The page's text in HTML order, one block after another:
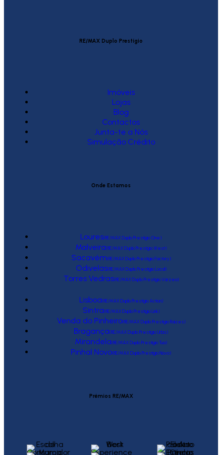
RE/MAX Duplo Prestígio
Imóveis
Lojas
Blog
Contactos
Junta-te a Nós
Simulação Crédito
Onde Estamos
Loures(RE/MAX Duplo Prestígio One)
Malveira(RE/MAX Duplo Prestígio West)
Sacavém(RE/MAX Duplo Prestígio Factory)
Odivelas(RE/MAX Duplo Prestígio Local)
Torres Vedras(RE/MAX Duplo Prestígio Várzea)
Lisboa(RE/MAX Duplo Prestígio Action)
Sintra(RE/MAX Duplo Prestígio Link)
Venda do Pinheiro(RE/MAX Duplo Prestígio Raízes)
Bragança(RE/MAX Duplo Prestígio Urbis)
Mirandela(RE/MAX Duplo Prestígio Tua)
Pinhal Novo(RE/MAX Duplo Prestígio Novo)
Prémios RE/MAX